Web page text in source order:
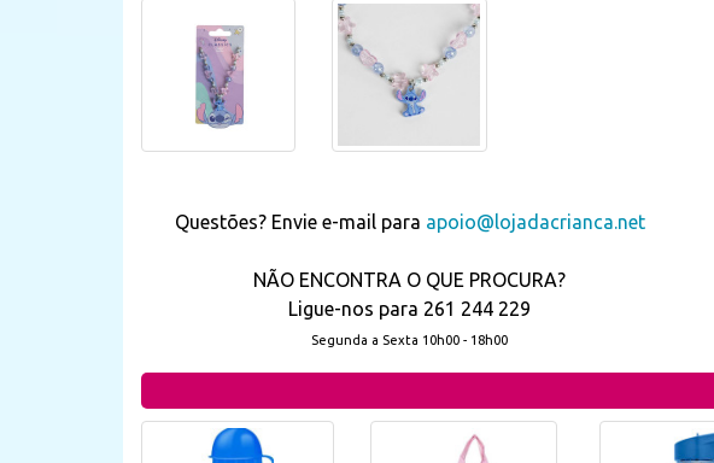
Questões? Envie e-mail para apoio@lojadacrianca.net
NÃO ENCONTRA O QUE PROCURA?
Ligue-nos para 261 244 229
Segunda a Sexta 10h00 - 18h00